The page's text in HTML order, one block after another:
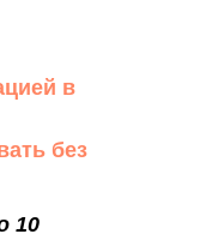
в
без
10